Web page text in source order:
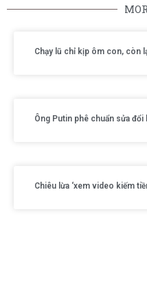
Chạy lũ chỉ kịp ôm con, còn
Ông Putin phê chuẩn sửa
Chiêu lừa ‘xem video kiếm